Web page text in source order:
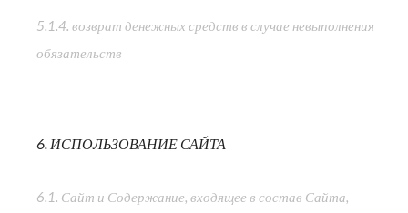
5.1.4. возврат денежных средств в случае невыполнения
обязательств
6. ИСПОЛЬЗОВАНИЕ САЙТА
6.1. Сайт и Содержание, входящее в состав Сайта,